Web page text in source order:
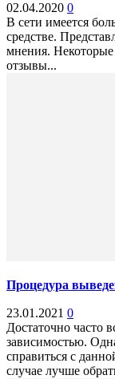
02.04.2020 0
В сети имеется
средстве.
мнения. Некоторые
отзывы...
Процедура
23.01.2021 0
Достаточно часто
зависимостью.
справиться с
случае лучше